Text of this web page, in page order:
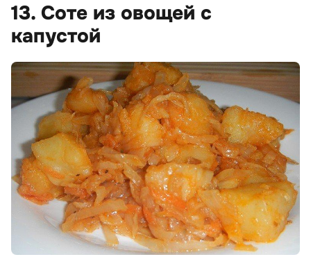
13. Соте из овощей с
капустой